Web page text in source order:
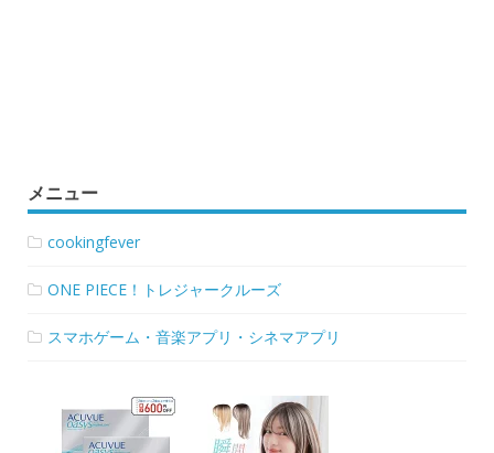
メニュー
cookingfever
ONE PIECE！トレジャークルーズ
スマホゲーム・音楽アプリ・シネマアプリ